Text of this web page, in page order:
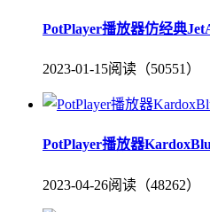
PotPlayer播放器仿经典
2023-01-15阅读（50551）
PotPlayer播放器
2023-04-26阅读（48262）